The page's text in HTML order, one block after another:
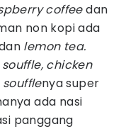
coffeedan
non kopi ada
lemon tea.
souffle, chicken
soufflenya super
ada nasi
panggang